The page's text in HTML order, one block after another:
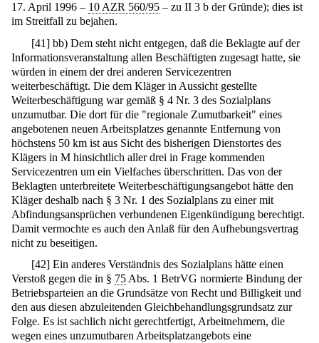
17. April 1996 – 10 AZR 560/95 – zu II 3 b der Gründe); dies ist
im Streitfall zu bejahen.
[41] bb) Dem steht nicht entgegen, daß die Beklagte auf der
Informationsveranstaltung allen Beschäftigten zugesagt hatte, sie
würden in einem der drei anderen Servicezentren
weiterbeschäftigt. Die dem Kläger in Aussicht gestellte
Weiterbeschäftigung war gemäß § 4 Nr. 3 des Sozialplans
unzumutbar. Die dort für die "regionale Zumutbarkeit" eines
angebotenen neuen Arbeitsplatzes genannte Entfernung von
höchstens 50 km ist aus Sicht des bisherigen Dienstortes des
Klägers in M hinsichtlich aller drei in Frage kommenden
Servicezentren um ein Vielfaches überschritten. Das von der
Beklagten unterbreitete Weiterbeschäftigungsangebot hätte den
Kläger deshalb nach § 3 Nr. 1 des Sozialplans zu einer mit
Abfindungsansprüchen verbundenen Eigenkündigung berechtigt.
Damit vermochte es auch den Anlaß für den Aufhebungsvertrag
nicht zu beseitigen.
[42] Ein anderes Verständnis des Sozialplans hätte einen
Verstoß gegen die in § 75 Abs. 1 BetrVG normierte Bindung der
Betriebsparteien an die Grundsätze von Recht und Billigkeit und
den aus diesen abzuleitenden Gleichbehandlungsgrundsatz zur
Folge. Es ist sachlich nicht gerechtfertigt, Arbeitnehmern, die
wegen eines unzumutbaren Arbeitsplatzangebots eine